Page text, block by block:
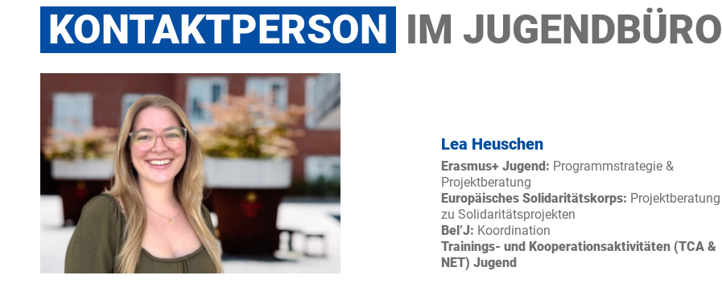
KONTAKTPERSON IM JUGENDBÜRO
Lea Heuschen
Erasmus+ Jugend: Programmstrategie &
Projektberatung
Europäisches Solidaritätskorps: Projektberatung
zu Solidaritätsprojekten
Bel’J: Koordination
Trainings- und Kooperationsaktivitäten (TCA &
NET) Jugend